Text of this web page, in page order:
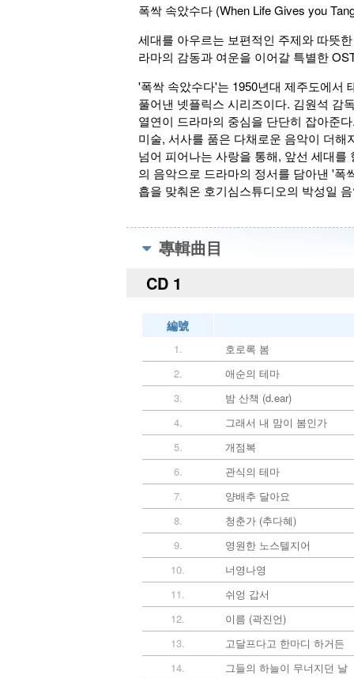
폭싹 속았수다 (When Life Gives you
세대를 아우르는 보편적인 주제와 따뜻
라마의 감동과 여운을 이어갈 특별한
'폭싹 속았수다'는 1950년대 제주도에서
풀어낸 넷플릭스 시리즈이다. 김원석 감
열연이 드라마의 중심을 단단히 잡아준
미술, 서사를 품은 다채로운 음악이 더
넘어 피어나는 사랑을 통해, 앞선 세대
의 음악으로 드라마의 정서를 담아낸 '
흡을 맞춰온 호기심스튜디오의 박성일
專輯曲目
CD 1
編號
1.
호로록 봄
2.
애순의 테마
3.
밤 산책 (d.ear)
4.
그래서 내 맘이 봄인가
5.
개점복
6.
관식의 테마
7.
양배추 달아요
8.
청춘가 (추다혜)
9.
영원한 노스텔지어
10.
너영나영
11.
쉬엉 갑서
12.
이름 (곽진언)
13.
고달프다고 한마디 하거든
14.
그들의 하늘이 무너지던 날